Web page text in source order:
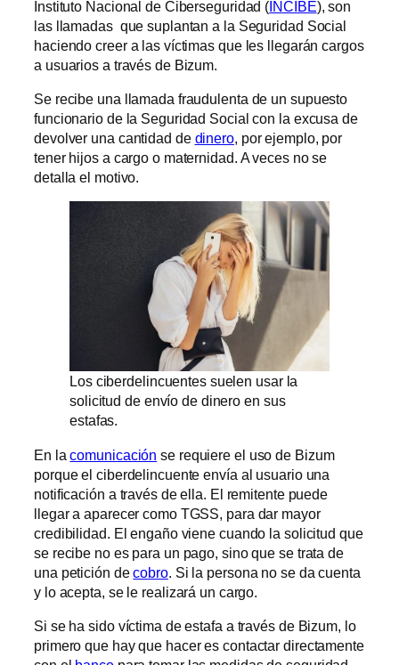
Instituto Nacional de Ciberseguridad (INCIBE), son
las llamadas que suplantan a la Seguridad Social
haciendo creer a las víctimas que les llegarán cargos
a usuarios a través de Bizum.
Se recibe una llamada fraudulenta de un supuesto
funcionario de la Seguridad Social con la excusa de
devolver una cantidad de dinero, por ejemplo, por
tener hijos a cargo o maternidad. A veces no se
detalla el motivo.
Los ciberdelincuentes suelen usar la
solicitud de envío de dinero en sus
estafas.
En lacomunicación se requiere el uso de Bizum
porque el ciberdelincuente envía al usuario una
notificación a través de ella. El remitente puede
llegar a aparecer como TGSS, para dar mayor
credibilidad. El engaño viene cuando la solicitud que
se recibe no es para un pago, sino que se trata de
una petición decobro. Si la persona no se da cuenta
y lo acepta, se le realizará un cargo.
Si se ha sido víctima de estafa a través de Bizum, lo
primero que hay que hacer es contactar directamente